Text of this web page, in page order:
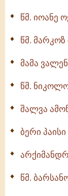
წმ. იოანე
წმ.
მამა
წმ.
შალვა
ბერი
წმ.